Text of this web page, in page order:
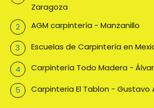
Zaragoza
AGM carpintería - Manzanillo
Escuelas de Carpintería en
Carpintería Todo Madera -
Carpinteria El Tablon - Gustavo